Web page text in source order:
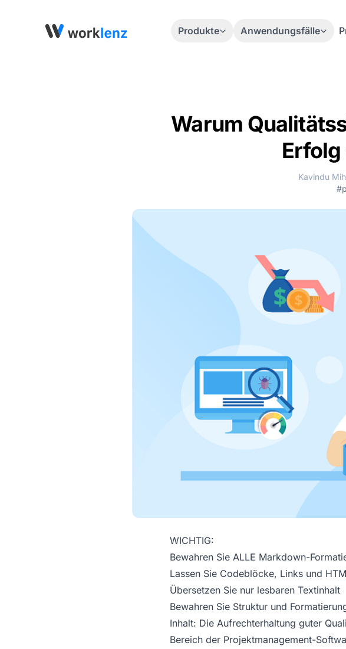
Produkte Anwendungsfälle
Warum
Kavindu
WICHTIG:
Bewahren Sie ALLE Markdown-
Lassen Sie Codeblöcke, Links und
Übersetzen Sie nur lesbaren Textinhalt
Bewahren Sie Struktur und
Inhalt: Die Aufrechterhaltung guter
Bereich der Projektmanagement-